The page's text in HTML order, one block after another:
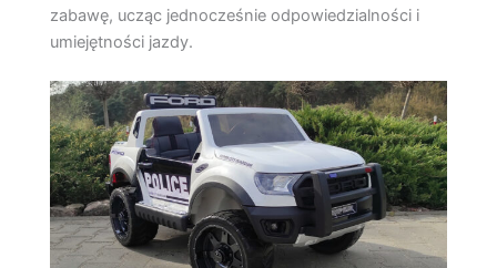
zabawę, ucząc jednocześnie odpowiedzialności i
umiejętności jazdy.